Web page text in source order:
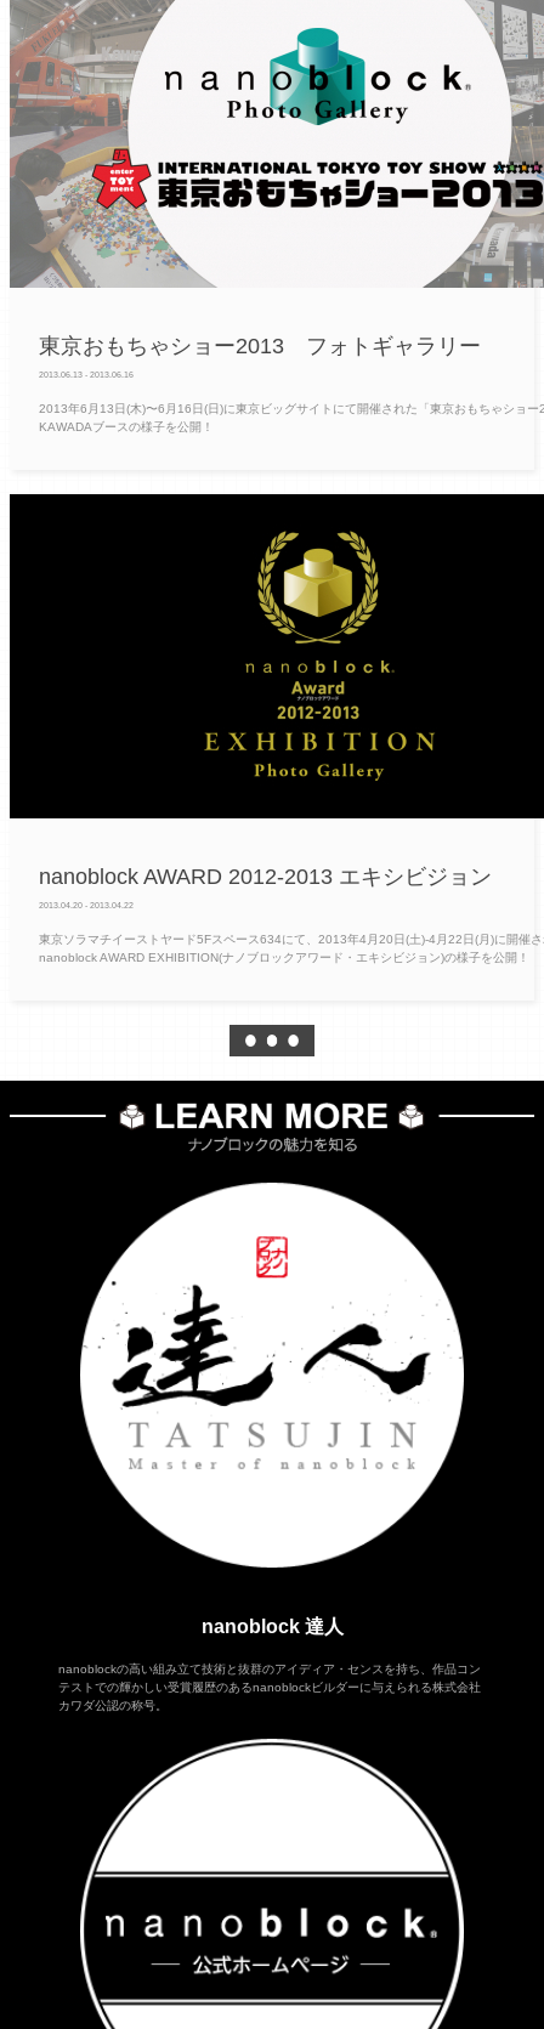
東京おもちゃショー2013 フォトギャラリー
2013.06.13 - 2013.06.16
2013年6月13日(木)〜6月16日(日)に東京ビッグサイトにて開催された「東京おもちゃショー
KAWADAブースの様子を公開！
nanoblock AWARD 2012-2013 エキシビジョン
2013.04.20 - 2013.04.22
東京ソラマチイーストヤード5Fスペース634にて、2013年4月20日(土)-4月22日(月)に開催
nanoblock AWARD EXHIBITION(ナノブロックアワード・エキシビジョン)の様子を公開！
nanoblock 達人
nanoblockの高い組み立て技術と抜群のアイディア・センスを持ち、作品コン
テストでの輝かしい受賞履歴のあるnanoblockビルダーに与えられる株式会社
カワダ公認の称号。